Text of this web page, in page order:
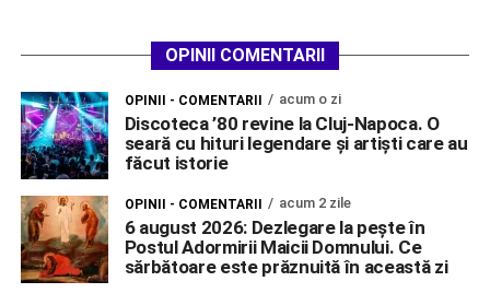
OPINII COMENTARII
OPINII - COMENTARII acum o zi
Discoteca ’80 revine la Cluj-Napoca. O
seară cu hituri legendare și artiști care au
făcut istorie
OPINII - COMENTARII acum 2 zile
6 august 2026: Dezlegare la pește în
Postul Adormirii Maicii Domnului. Ce
sărbătoare este prăznuită în această zi